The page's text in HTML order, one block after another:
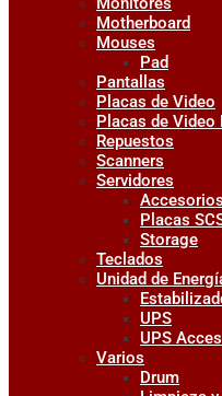
Motherboard
Mouses
Pad
Pantallas
Placas de Video
Placas de Video
Repuestos
Scanners
Servidores
Accesorios
Placas
Storage
Teclados
Unidad de
UPS
UPS
Varios
Drum